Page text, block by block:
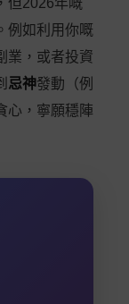
但2026年嘅
例如利用你嘅
業，或者投資
忌神發動（例
心，寧願穩陣